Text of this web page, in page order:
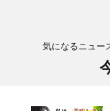
気になるニュー